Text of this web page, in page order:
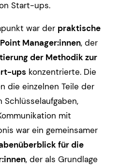
Start-ups.
war der praktische
Manager:innen, der
der Methodik zur
ups konzentrierte. Die
die einzelnen Teile der
mit
war ein gemeinsamer
für die
, der als Grundlage